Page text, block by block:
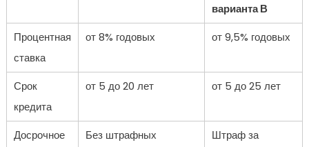
варианта В
Процентная
ставка
от 8% годовых от 9,5% годовых
Срок
кредита
от 5 до 20 лет от 5 до 25 лет
Досрочное
Без штрафных
Штраф за